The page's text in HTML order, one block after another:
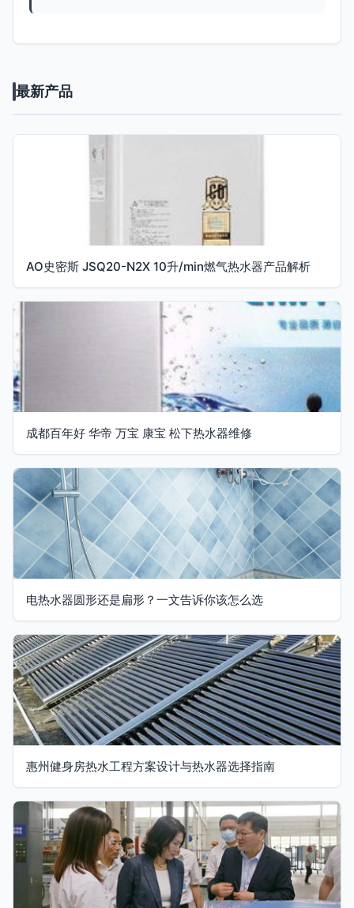
最新产品
AO史密斯 JSQ20-N2X 10升/min燃气热水器产品解析
成都百年好 华帝 万宝 康宝 松下热水器维修
电热水器圆形还是扁形？一文告诉你该怎么选
惠州健身房热水工程方案设计与热水器选择指南